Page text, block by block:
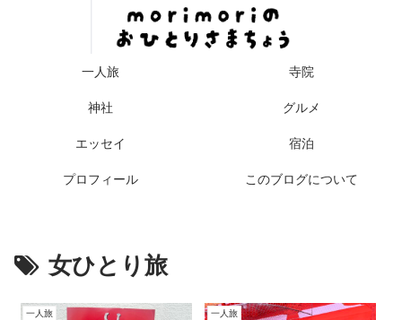
一人旅 寺院
神社 グルメ
エッセイ 宿泊
プロフィール このブログについて
女ひとり旅
一人旅 一人旅